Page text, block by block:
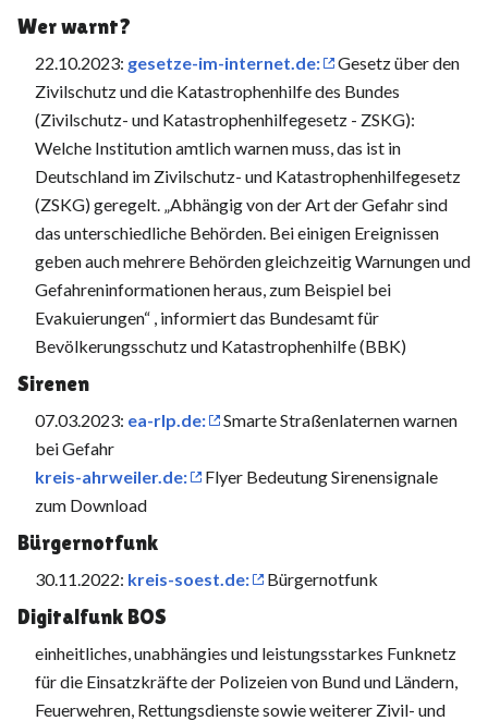
Wer warnt?
22.10.2023: gesetze-im-internet.de:
Gesetz über den
Zivilschutz und die Katastrophenhilfe des Bundes
(Zivilschutz- und Katastrophenhilfegesetz - ZSKG):
Welche Institution amtlich warnen muss, das ist in
Deutschland im Zivilschutz- und Katastrophenhilfegesetz
(ZSKG) geregelt. „Abhängig von der Art der Gefahr sind
das unterschiedliche Behörden. Bei einigen Ereig­nissen
geben auch mehrere Behörden gleichzeitig Warnungen und
Gefahreninformationen heraus, zum Beispiel bei
Evakuierungen“ , informiert das Bundesamt für
Bevölkerungsschutz und Katastrophenhilfe (BBK)
Sirenen
07.03.2023: ea-rlp.de:
Smarte Straßenlaternen warnen
bei Gefahr
kreis-ahrweiler.de:
Flyer Bedeutung Sirenensignale
zum Download
Bürgernotfunk
30.11.2022: kreis-soest.de: Bürgernotfunk
Digital­funk BOS
einheitliches, unabhängies und leistungsstarkes Funknetz
für die Einsatzkräfte der Polizeien von Bund und Ländern,
Feuerwehren, Rettungsdienste sowie weiterer Zivil- und